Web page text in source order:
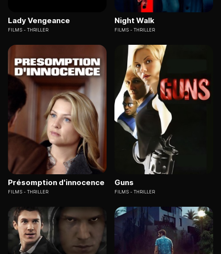
Lady Vengeance
FILMS THRILLER
Night Walk
FILMS THRILLER
Présomption d'innocence
FILMS THRILLER
Guns
FILMS THRILLER